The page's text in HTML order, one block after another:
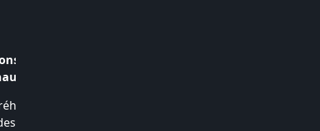
en luminaires
en
matériaux bruts. Sur